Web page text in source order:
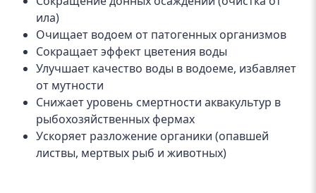
ила)
Очищает водоем от патогенных организмов
Сокращает эффект цветения воды
Улучшает качество воды в водоеме, избавляет
от мутности
Снижает уровень смертности аквакультур в
рыбохозяйственных фермах
Ускоряет разложение органики (опавшей
листвы, мертвых рыб и животных)